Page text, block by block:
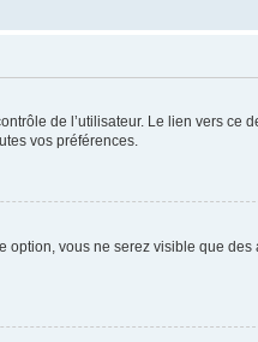
de l’utilisateur. Le lien vers ce
vos préférences.
option, vous ne serez visible que des